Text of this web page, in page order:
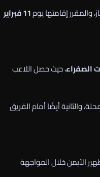
والمقرر إقامتها يوم
11 فبراير
الصفراء، حيث حصل اللاعب
والثانية أيضًا أمام الفريق
الأيمن خلال المواجهة